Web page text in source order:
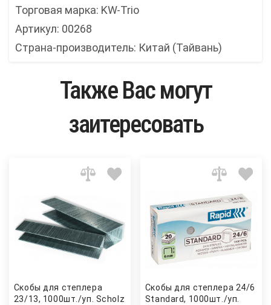
Торговая марка: KW-Trio
Артикул: 00268
Страна-производитель: Китай (Тайвань)
Также Вас могут
заитересовать
Скобы для степлера
23/13, 1000шт./уп. Scholz
Скобы для степлера 24/6
Standard, 1000шт./уп.